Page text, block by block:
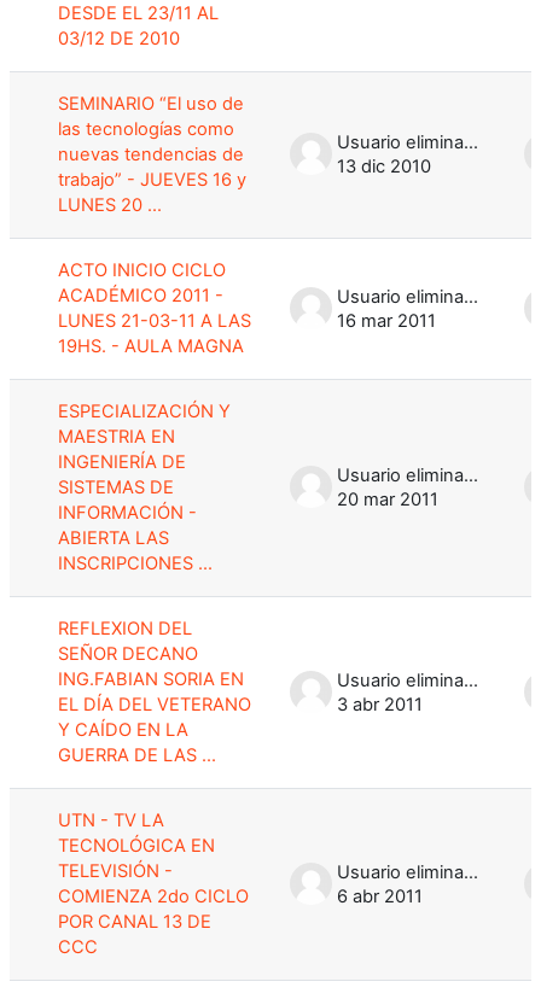
DESDE EL 23/11 AL
03/12 DE 2010
SEMINARIO “El uso de
las tecnologías como
nuevas tendencias de
trabajo” - JUEVES 16 y
LUNES 20 ...
Usuario eliminado
13 dic 2010
ACTO INICIO CICLO
ACADÉMICO 2011 -
LUNES 21-03-11 A LAS
19HS. - AULA MAGNA
Usuario eliminado
16 mar 2011
ESPECIALIZACIÓN Y
MAESTRIA EN
INGENIERÍA DE
SISTEMAS DE
INFORMACIÓN -
ABIERTA LAS
INSCRIPCIONES ...
Usuario eliminado
20 mar 2011
REFLEXION DEL
SEÑOR DECANO
ING.FABIAN SORIA EN
EL DÍA DEL VETERANO
Y CAÍDO EN LA
GUERRA DE LAS ...
Usuario eliminado
3 abr 2011
UTN - TV LA
TECNOLÓGICA EN
TELEVISIÓN -
COMIENZA 2do CICLO
POR CANAL 13 DE
CCC
Usuario eliminado
6 abr 2011